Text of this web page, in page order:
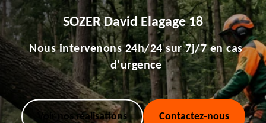
SOZER David Elagage 18
Nous intervenons 24h/24 sur 7j/7 en cas
d'urgence
Voir nos réalisations Contactez-nous